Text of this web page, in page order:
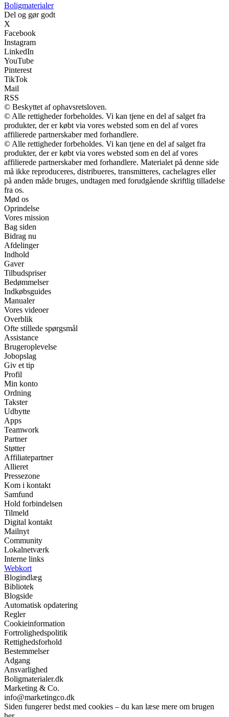
Boligmaterialer
Del og gør godt
X
Facebook
Instagram
LinkedIn
YouTube
Pinterest
TikTok
Mail
RSS
© Beskyttet af ophavsretsloven.
© Alle rettigheder forbeholdes. Vi kan tjene en del af salget fra
produkter, der er købt via vores websted som en del af vores
affilierede partnerskaber med forhandlere.
© Alle rettigheder forbeholdes. Vi kan tjene en del af salget fra
produkter, der er købt via vores websted som en del af vores
affilierede partnerskaber med forhandlere. Materialet på denne side
må ikke reproduceres, distribueres, transmitteres, cachelagres eller
på anden måde bruges, undtagen med forudgående skriftlig tilladelse
fra os.
Mød os
Oprindelse
Vores mission
Bag siden
Bidrag nu
Afdelinger
Indhold
Gaver
Tilbudspriser
Bedømmelser
Indkøbsguides
Manualer
Vores videoer
Overblik
Ofte stillede spørgsmål
Assistance
Brugeroplevelse
Jobopslag
Giv et tip
Profil
Min konto
Ordning
Takster
Udbytte
Apps
Teamwork
Partner
Støtter
Affiliatepartner
Allieret
Pressezone
Kom i kontakt
Samfund
Hold forbindelsen
Tilmeld
Digital kontakt
Mailnyt
Community
Lokalnetværk
Interne links
Webkort
Blogindlæg
Bibliotek
Blogside
Automatisk opdatering
Regler
Cookieinformation
Fortrolighedspolitik
Rettighedsforhold
Bestemmelser
Adgang
Ansvarlighed
Boligmaterialer.dk
Marketing & Co.
info@marketingco.dk
Siden fungerer bedst med cookies – du kan læse mere om brugen